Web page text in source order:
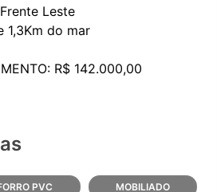
Leste
1,3Km do mar
R$ 142.000,00
PVC MOBILIADO